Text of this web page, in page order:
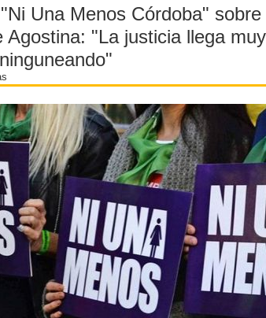
"Ni Una Menos Córdoba" sobre
Agostina: "La justicia llega